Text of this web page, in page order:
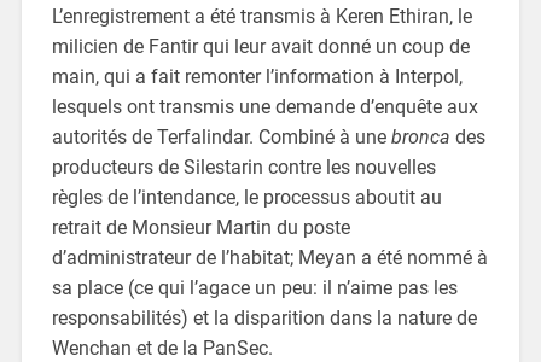
L’enregistrement a été transmis à Keren Ethiran, le
milicien de Fantir qui leur avait donné un coup de
main, qui a fait remonter l’information à Interpol,
lesquels ont transmis une demande d’enquête aux
autorités de Terfalindar. Combiné à une bronca des
producteurs de Silestarin contre les nouvelles
règles de l’intendance, le processus aboutit au
retrait de Monsieur Martin du poste
d’administrateur de l’habitat; Meyan a été nommé à
sa place (ce qui l’agace un peu: il n’aime pas les
responsabilités) et la disparition dans la nature de
Wenchan et de la PanSec.